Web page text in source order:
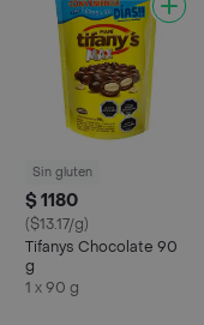
Sin gluten
$ 1180
($13.17/g)
Tifanys Chocolate 90
g
1 x 90 g